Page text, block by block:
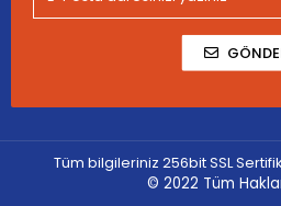
Tüm bilgileriniz 256bit SSL
© 2022 Tüm